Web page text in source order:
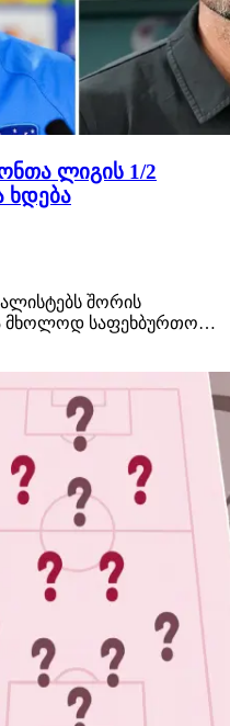
ლიგის 1/2
ხდება
შორის
მხოლოდ საფეხბურთო
რომელმაც პარის
არ დაუთმო. საუბარია
სეზონის ფინ…